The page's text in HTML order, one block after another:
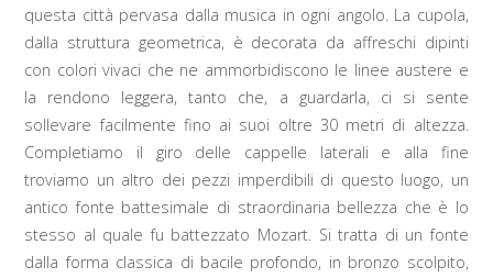
questa città pervasa dalla musica in ogni angolo. La cupola,
dalla struttura geometrica, è decorata da affreschi dipinti
con colori vivaci che ne ammorbidiscono le linee austere e
la rendono leggera, tanto che, a guardarla, ci si sente
sollevare facilmente fino ai suoi oltre 30 metri di altezza.
Completiamo il giro delle cappelle laterali e alla fine
troviamo un altro dei pezzi imperdibili di questo luogo, un
antico fonte battesimale di straordinaria bellezza che è lo
stesso al quale fu battezzato Mozart. Si tratta di un fonte
dalla forma classica di bacile profondo, in bronzo scolpito,